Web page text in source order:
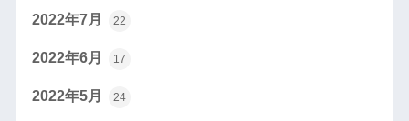
2022年7月 22
2022年6月 17
2022年5月 24